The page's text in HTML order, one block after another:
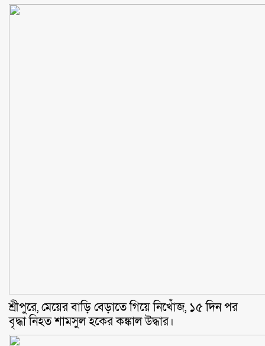
শ্রীপুরে, মেয়ের বাড়ি বেড়াতে গিয়ে নিখোঁজ, ১৫ দিন পর
বৃদ্ধা নিহত শামসুল হকের কঙ্কাল উদ্ধার।